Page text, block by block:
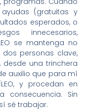
(gratuitas y
esperados, o
innecesarios,
se mantenga no
personas clave,
una trinchera
auxilio que para mí
y procedan en
consecuencia. Sin
sé trabajar.